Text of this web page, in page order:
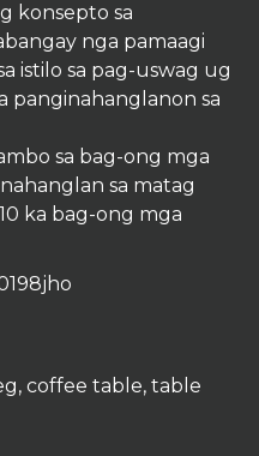
konsepto sa
nga pamaagi
istilo sa pag-uswag ug
panginahanglanon sa
sa bag-ong mga
sa matag
ka bag-ong mga
coffee table, table